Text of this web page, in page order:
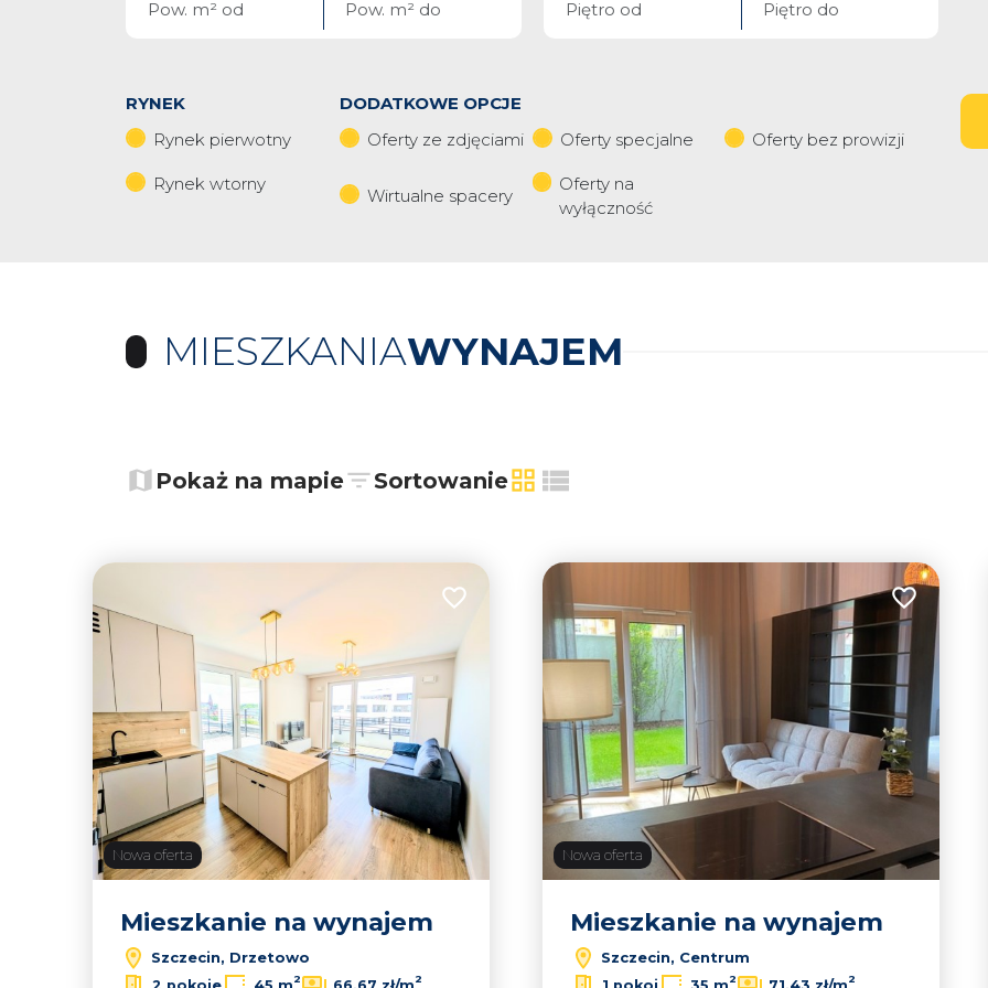
RYNEK
Rynek pierwotny
Rynek wtorny
DODATKOWE OPCJE
Oferty ze zdjęciami
Oferty specjalne Oferty bez prowizji
Wirtualne spacery
Oferty na
wyłączność
MIESZKANIAWYNAJEM
−
Pokaż na mapie Sortowanie
tabela
lista
Nowa oferta
Dodaj do ulubionych
Mieszkanie na wynajem
Szczecin, Drzetowo
2 pokoje 45 m2 66,67 zł/m2
Nowa oferta
Dodaj do
Mieszkanie na wynajem
Szczecin, Centrum
1 pokoj 35 m2 71,43 zł/m2